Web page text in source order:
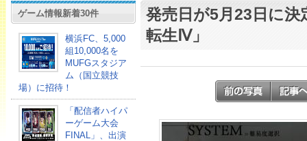
ゲーム情報新着30件
横浜FC、5,000
組10,000名を
MUFGスタジア
ム（国立競技
場）に招待！
「配信者ハイパ
ーゲーム大会
FINAL」、出演
発売日が5月23日に決
転生Ⅳ」